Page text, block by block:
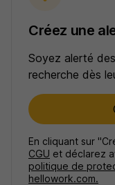
Créez une
Soyez alerté
recherche dès
En cliquant sur
CGU et déclarez
politique de
hellowork.com.